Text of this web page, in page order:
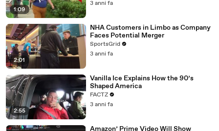
1:09
3 anni fa
2:01
NHA Customers in Limbo as Company
Faces Potential Merger
SportsGrid
3 anni fa
2:55
Vanilla Ice Explains How the 90’s
Shaped America
FACTZ
3 anni fa
Amazon’ Prime Video Will Show